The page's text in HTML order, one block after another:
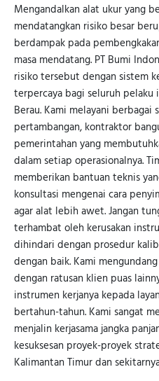
Mengandalkan alat ukur yang
mendatangkan risiko besar
berdampak pada
masa mendatang. PT Bumi
risiko tersebut dengan sistem
terpercaya bagi seluruh
Berau. Kami melayani berbagai
pertambangan, kontraktor
pemerintahan yang
dalam setiap operasionalnya.
memberikan bantuan teknis
konsultasi mengenai cara
agar alat lebih awet. Jangan
terhambat oleh kerusakan
dihindari dengan prosedur
dengan baik. Kami
dengan ratusan klien puas
instrumen kerjanya kepada
bertahun-tahun. Kami sangat
menjalin kerjasama jangka
kesuksesan proyek-proyek
Kalimantan Timur dan